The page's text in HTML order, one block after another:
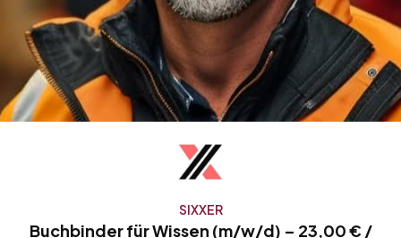
SIXXER
Buchbinder für Wissen (m/w/d) – 23,00 € /